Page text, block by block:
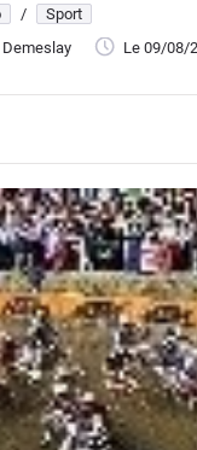
/
Sport
Le 09/08/